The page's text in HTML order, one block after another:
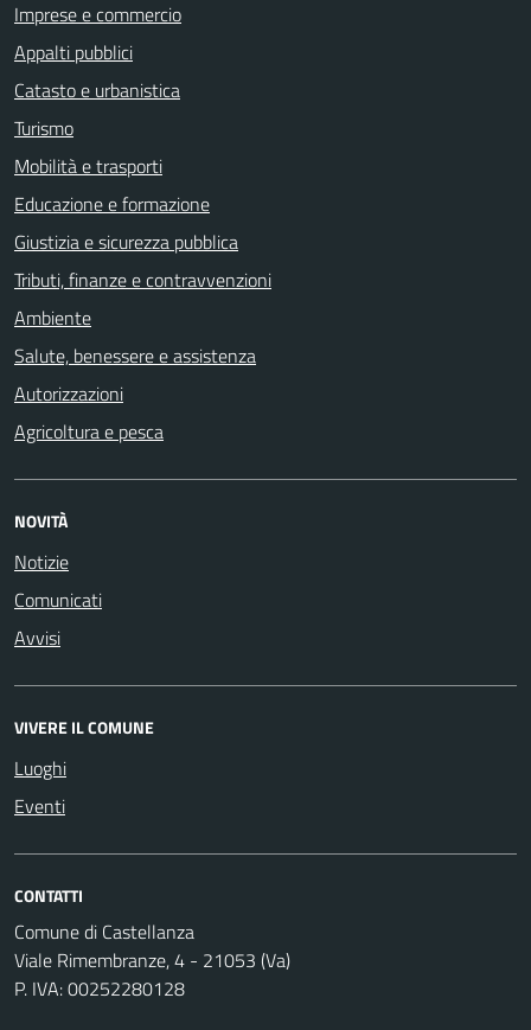
Imprese e commercio
Appalti pubblici
Catasto e urbanistica
Turismo
Mobilità e trasporti
Educazione e formazione
Giustizia e sicurezza pubblica
Tributi, finanze e contravvenzioni
Ambiente
Salute, benessere e assistenza
Autorizzazioni
Agricoltura e pesca
NOVITÀ
Notizie
Comunicati
Avvisi
VIVERE IL COMUNE
Luoghi
Eventi
CONTATTI
Comune di Castellanza
Viale Rimembranze, 4 - 21053 (Va)
P. IVA: 00252280128